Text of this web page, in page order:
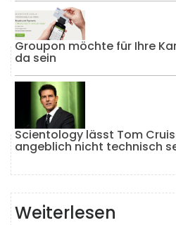
Groupon möchte für Ihre
da sein
Scientology lässt Tom
angeblich nicht technisch
Weiterlesen